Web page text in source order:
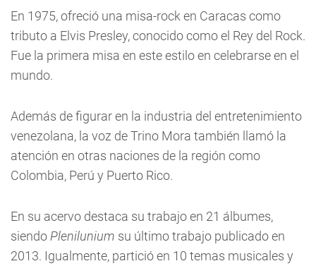
En 1975, ofreció una misa-rock en Caracas como
tributo a Elvis Presley, conocido como el Rey del Rock.
Fue la primera misa en este estilo en celebrarse en el
mundo.
Además de figurar en la industria del entretenimiento
venezolana, la voz de Trino Mora también llamó la
atención en otras naciones de la región como
Colombia, Perú y Puerto Rico.
En su acervo destaca su trabajo en 21 álbumes,
siendo Plenilunium su último trabajo publicado en
2013. Igualmente, partició en 10 temas musicales y